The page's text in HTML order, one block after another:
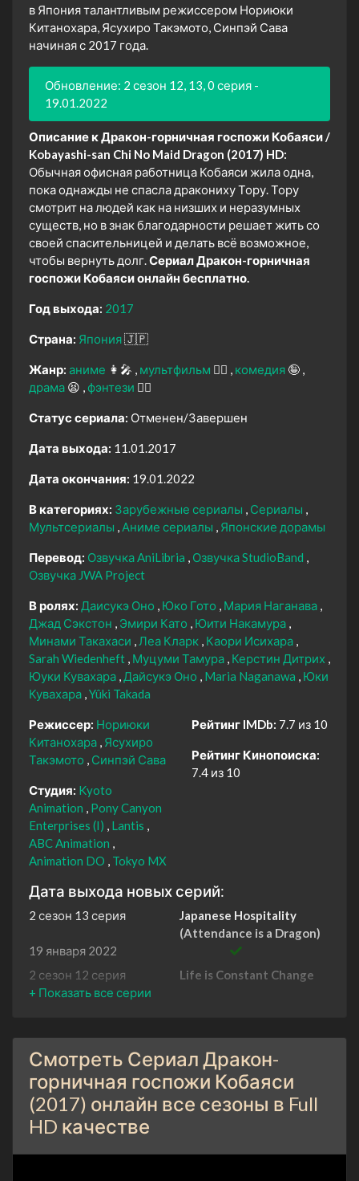
в Япония талантливым режиссером Нориюки
Китанохара, Ясухиро Такэмото, Синпэй Сава
начиная с 2017 года.
Обновление: 2 сезон 12, 13, 0 серия -
19.01.2022
Описание к Дракон-горничная госпожи Кобаяси /
Kobayashi-san Chi No Maid Dragon (2017) HD:
Обычная офисная работница Кобаяси жила одна,
пока однажды не спасла дракониху Тору. Тору
смотрит на людей как на низших и неразумных
существ, но в знак благодарности решает жить со
своей спасительницей и делать всё возможное,
чтобы вернуть долг. Сериал Дракон-горничная
госпожи Кобаяси онлайн бесплатно.
Год выхода: 2017
Страна: Япония🇯🇵
Жанр: аниме 👩‍🎤 мультфильм 🧚‍♀️ комедия 🤪
драма 😫 фэнтези 🧝‍♂️
Статус сериала: Отменен/Завершен
Дата выхода: 11.01.2017
Дата окончания: 19.01.2022
В категориях: Зарубежные сериалы
Сериалы
Мультсериалы
Аниме сериалы Японские дорамы
Перевод: Озвучка AniLibria
Озвучка StudioBand
Озвучка JWA Project
В ролях: Даисукэ Оно Юко Гото
Мария Наганава
Джад Сэкстон
Эмири Като
Юити Накамура
Минами Такахаси
Леа Кларк Каори Исихара
Sarah Wiedenheft Муцуми Тамура Керстин Дитрих
Юуки Кувахара
Дайсукэ Оно Maria Naganawa
Юки
Кувахара Yûki Takada
Режиссер: Нориюки
Китанохара Ясухиро
Такэмото
Синпэй Сава
Студия: Kyoto
Animation
Pony Canyon
Enterprises (I)
Lantis
ABC Animation
Animation DO
Tokyo MX
Рейтинг IMDb: 7.7 из 10
Рейтинг Кинопоиска:
7.4 из 10
Дата выхода новых серий:
2 сезон 13 серия
Japanese Hospitality
(Attendance is a Dragon)
19 января 2022
2 сезон 12 серия
Life is Constant Change
2 сезон 11 серия
Premium Seat (No Extra
Charge)
15 сентября 2021
2 сезон 10 серия
Kanna's Summer Break
Смотреть Сериал Дракон-
горничная госпожи Кобаяси
(2017) онлайн все сезоны в Full
HD качестве